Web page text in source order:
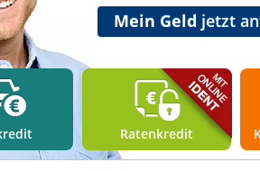
Mein Geld jetzt
Ratenkredit